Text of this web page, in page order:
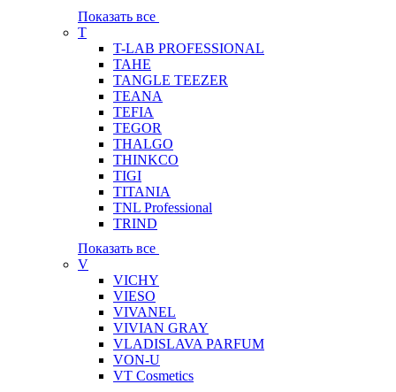
Показать все
T
T-LAB PROFESSIONAL
TAHE
TANGLE TEEZER
TEANA
TEFIA
TEGOR
THALGO
THINKCO
TIGI
TITANIA
TNL Professional
TRIND
Показать все
V
VICHY
VIESO
VIVANEL
VIVIAN GRAY
VLADISLAVA PARFUM
VON-U
VT Cosmetics